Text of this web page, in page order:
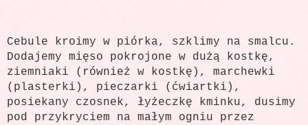
Cebule kroimy w piórka, szklimy na smalcu.
Dodajemy mięso pokrojone w dużą kostkę,
ziemniaki (również w kostkę), marchewki
(plasterki), pieczarki (ćwiartki),
posiekany czosnek, łyżeczkę kminku, dusimy
pod przykryciem na małym ogniu przez